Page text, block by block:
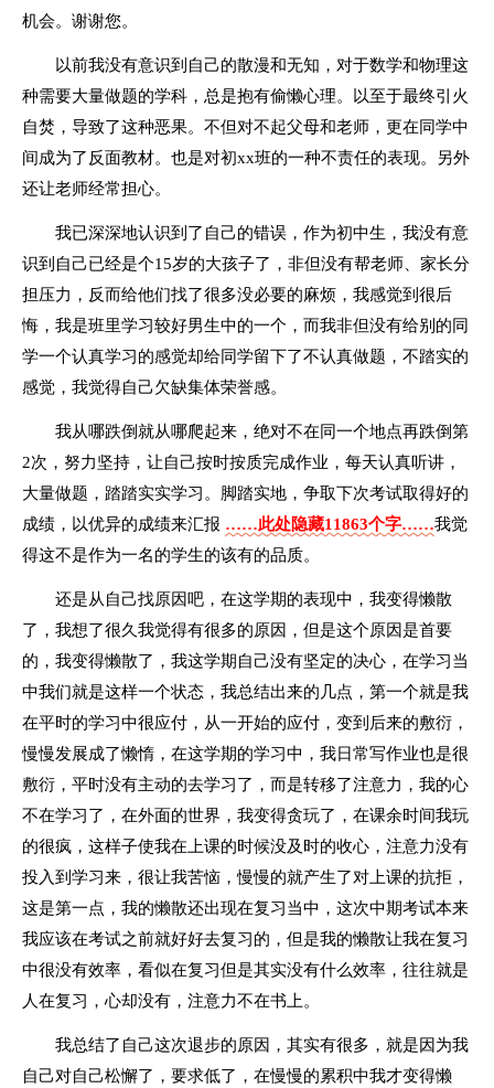
机会。谢谢您。
以前我没有意识到自己的散漫和无知，对于数学和物理这
种需要大量做题的学科，总是抱有偷懒心理。以至于最终引火
自焚，导致了这种恶果。不但对不起父母和老师，更在同学中
间成为了反面教材。也是对初xx班的一种不责任的表现。另外
还让老师经常担心。
我已深深地认识到了自己的错误，作为初中生，我没有意
识到自己已经是个15岁的大孩子了，非但没有帮老师、家长分
担压力，反而给他们找了很多没必要的麻烦，我感觉到很后
悔，我是班里学习较好男生中的一个，而我非但没有给别的同
学一个认真学习的感觉却给同学留下了不认真做题，不踏实的
感觉，我觉得自己欠缺集体荣誉感。
我从哪跌倒就从哪爬起来，绝对不在同一个地点再跌倒第
2次，努力坚持，让自己按时按质完成作业，每天认真听讲，
大量做题，踏踏实实学习。脚踏实地，争取下次考试取得好的
成绩，以优异的成绩来汇报 ……此处隐藏11863个字……我觉
得这不是作为一名的学生的该有的品质。
还是从自己找原因吧，在这学期的表现中，我变得懒散
了，我想了很久我觉得有很多的原因，但是这个原因是首要
的，我变得懒散了，我这学期自己没有坚定的决心，在学习当
中我们就是这样一个状态，我总结出来的几点，第一个就是我
在平时的学习中很应付，从一开始的应付，变到后来的敷衍，
慢慢发展成了懒惰，在这学期的学习中，我日常写作业也是很
敷衍，平时没有主动的去学习了，而是转移了注意力，我的心
不在学习了，在外面的世界，我变得贪玩了，在课余时间我玩
的很疯，这样子使我在上课的时候没及时的收心，注意力没有
投入到学习来，很让我苦恼，慢慢的就产生了对上课的抗拒，
这是第一点，我的懒散还出现在复习当中，这次中期考试本来
我应该在考试之前就好好去复习的，但是我的懒散让我在复习
中很没有效率，看似在复习但是其实没有什么效率，往往就是
人在复习，心却没有，注意力不在书上。
我总结了自己这次退步的原因，其实有很多，就是因为我
自己对自己松懈了，要求低了，在慢慢的累积中我才变得懒